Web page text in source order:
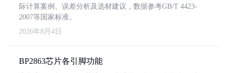
际计算案例、误差分析及选材建议，数据参考GB/T 4423-
2007等国家标准。
2026年8月4日
BP2863芯片各引脚功能